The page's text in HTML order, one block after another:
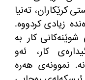
کرێکاران، تەنیا
.
شوێنەکانی کار بە
کار، ئەو
. نموونەی هەرە